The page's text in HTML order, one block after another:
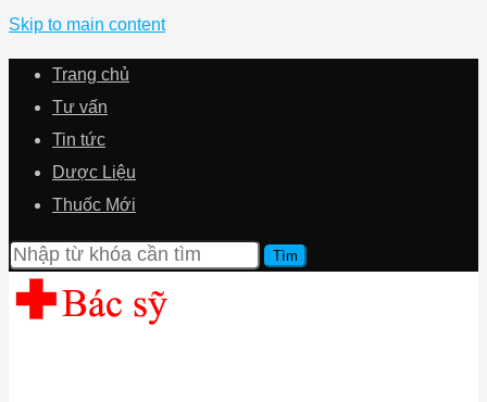
Skip to main content
Trang chủ
Tư vấn
Tin tức
Dược Liệu
Thuốc Mới